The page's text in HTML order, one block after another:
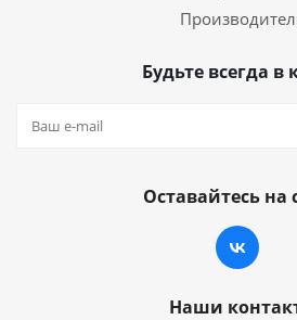
Будьте всегда в
Оставайтесь на
Наши